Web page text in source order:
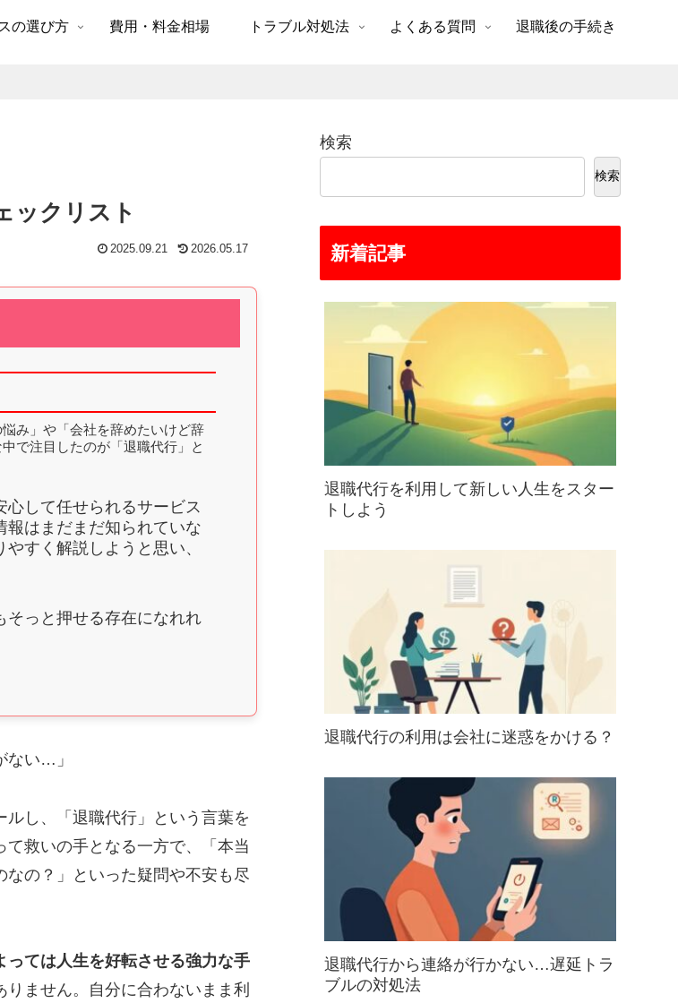
の選び方 費用・料金相場 トラブル対処法 よくある質問 退職後の手続き
ックリスト
2025.09.21 2026.05.17
み」や「会社を辞めたいけど辞
で注目したのが「退職代行」と
して任せられるサービス
はまだまだ知られていな
すく解説しようと思い、
っと押せる存在になれれ
ない…」
し、「退職代行」という言葉を
救いの手となる一方で、「本当
の？」といった疑問や不安も尽
ては人生を好転させる強力な手
ません。自分に合わないまま利
検索
検索
新着記事
退職代行を利用して新しい人生をスター
トしよう
退職代行の利用は会社に迷惑をかける？
退職代行から連絡が行かない…遅延トラ
ブルの対処法